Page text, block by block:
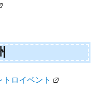
ロイベント